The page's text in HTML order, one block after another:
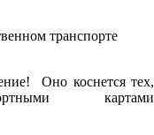
Оно коснется тех,
картами